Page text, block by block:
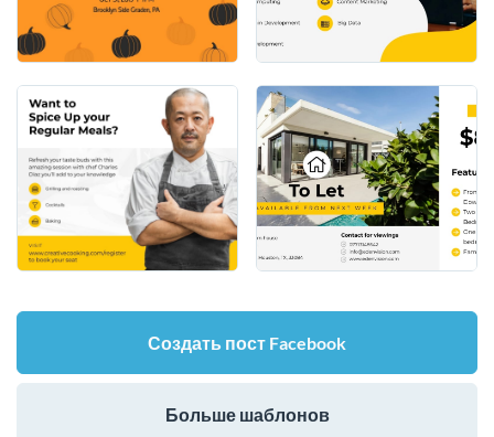
Создать пост Facebook
Больше шаблонов